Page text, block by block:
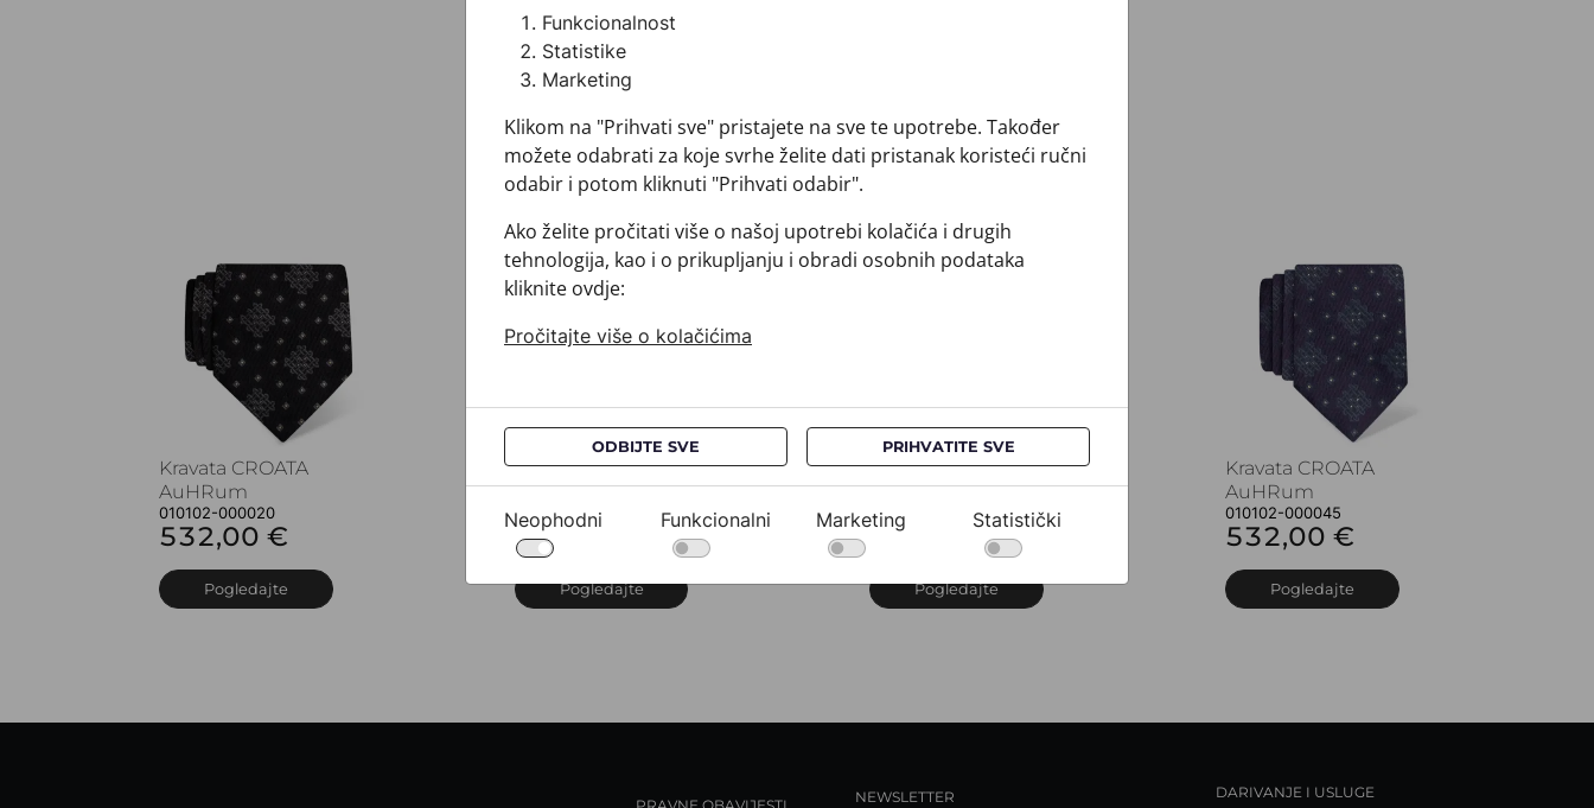
Kravata CROATA
AuHRum
010102-000020
532,00 €
Pogledajte
Kravata CROATA
AuHRum
010102-000023
532,00 €
Pogledajte
Kravata CROATA
AuHRum
010102-000040
532,00 €
Pogledajte
Kravata CROATA
AuHRum
010102-000045
532,00 €
Pogledajte
NEWSLETTER DARIVANJE I USLUGE
Funkcionalnost
Statistike
Marketing
Klikom na "Prihvati sve" pristajete na sve te upotrebe. Također
možete odabrati za koje svrhe želite dati pristanak koristeći ručni
odabir i potom kliknuti "Prihvati odabir".
Ako želite pročitati više o našoj upotrebi kolačića i drugih
tehnologija, kao i o prikupljanju i obradi osobnih podataka
kliknite ovdje:
Pročitajte više o kolačićima
ODBIJTE SVE PRIHVATITE SVE
Neophodni Funkcionalni Marketing Statistički